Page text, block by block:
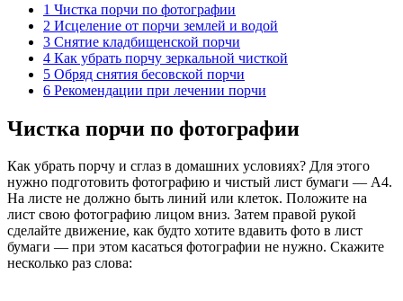
1 Чистка порчи по фотографии
2 Исцеление от порчи землей и водой
3 Снятие кладбищенской порчи
4 Как убрать порчу зеркальной чисткой
5 Обряд снятия бесовской порчи
6 Рекомендации при лечении порчи
Чистка порчи по фотографии
Как убрать порчу и сглаз в домашних условиях? Для этого
нужно подготовить фотографию и чистый лист бумаги — А4.
На листе не должно быть линий или клеток. Положите на
лист свою фотографию лицом вниз. Затем правой рукой
сделайте движение, как будто хотите вдавить фото в лист
бумаги — при этом касаться фотографии не нужно. Скажите
несколько раз слова: